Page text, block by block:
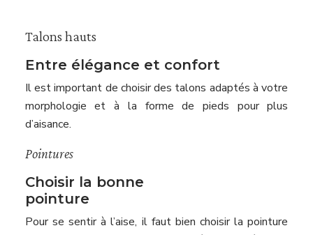
Talons hauts
Entre élégance et confort
Il est important de choisir des talons adaptés à votre
morphologie et à la forme de pieds pour plus
d’aisance.
Pointures
Choisir la bonne
pointure
Pour se sentir à l’aise, il faut bien choisir la pointure